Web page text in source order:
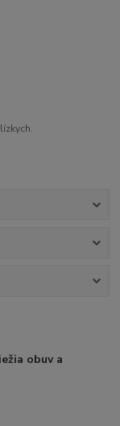
obuv a